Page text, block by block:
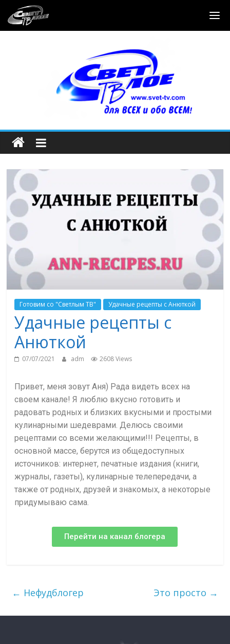
Готовим со "Светлым ТВ" Удачные рецепты с Анюткой
Удачные рецепты с
Анюткой
07/07/2021 adm 2608 Views
Привет, меня зовут Аня) Рада видеть всех на
своем канале! Я люблю вкусно готовить и
радовать родных и близких вкусными и простыми
кулинарными шедеврами. Делюсь своими
рецептами со всеми желающими!!! Рецепты, в
основной массе, берутся из общедоступных
источников: интернет, печатные издания (книги,
журналы, газеты), кулинарные телепередачи, а
также от родных, друзей и знакомых, а некоторые
придумываю сама.
Перейти на канал блогера
← Нефудблогер Это просто →